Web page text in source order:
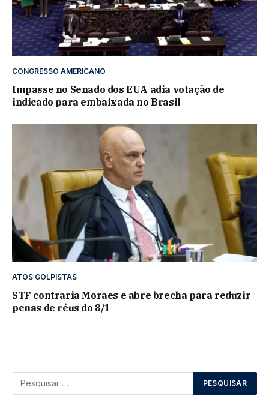
CONGRESSO AMERICANO
Impasse no Senado dos EUA adia votação de
indicado para embaixada no Brasil
ATOS GOLPISTAS
STF contraria Moraes e abre brecha para reduzir
penas de réus do 8/1